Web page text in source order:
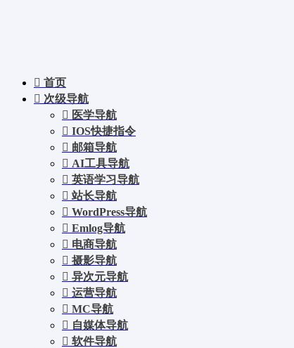
首页
次级导航
医学导航
IOS快捷指令
邮箱导航
AI工具导航
英语学习导航
站长导航
WordPress导航
Emlog导航
电商导航
摄影导航
异次元导航
运营导航
MC导航
自媒体导航
软件导航